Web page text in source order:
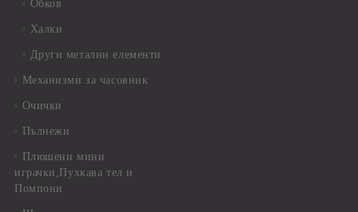
Обков
Халки
Други метални елементи
Механизми за часовник
Очички
Пълнежи
Плюшени мини
играчки,Пухкава тел и
Помпони